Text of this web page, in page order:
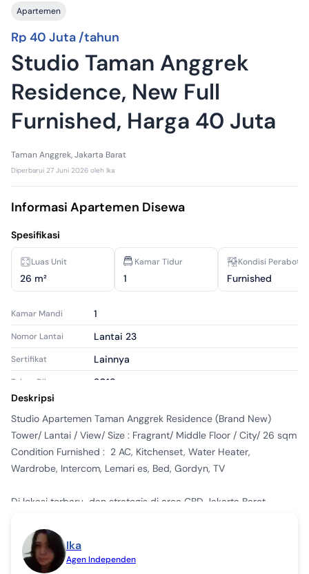
Apartemen
Rp 40 Juta /tahun
Studio Taman Anggrek
Residence, New Full
Furnished, Harga 40 Juta
Taman Anggrek, Jakarta Barat
Diperbarui 27 Juni 2026 oleh Ika
Informasi Apartemen Disewa
Spesifikasi
Luas Unit
26 m²
Kamar Tidur
1
Kondisi Perabotan
Furnished
Kamar Mandi 1
Nomor Lantai Lantai 23
Sertifikat Lainnya
Tahun Dibangun 2018
Kondisi Properti
Tipe Properti Apartemen
Tipe Iklan Tersewa
ID Iklan apr1958905
Deskripsi
Studio Apartemen Taman Anggrek Residence (Brand New)
Tower/ Lantai / View/ Size : Fragrant/ Middle Floor / City/ 26 sqm
Condition Furnished :  2 AC, Kitchenset, Water Heater,
Wardrobe, Intercom, Lemari es, Bed, Gordyn, TV
Di lokasi terbaru  dan strategis di area CBD Jakarta Barat
access (skybridge) ke Mall Taman Anggrek. Dekat dengan
Central Park, Neo Soho, Citraland Mall, Univ Trisakti, UNTAR,
BINUS,Podomoro Univ, UKRIDA, SMAK Penabur 1, Rumah sakit
Ika
Agen Independen